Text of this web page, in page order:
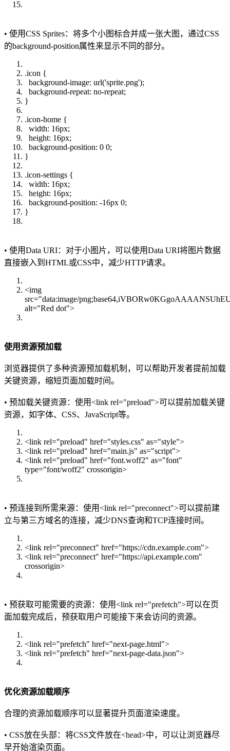
• 使用CSS Sprites：将多个小图标合并成一张大图，通过CSS
的background-position属性来显示不同的部分。
.icon {
background-image: url('sprite.png');
background-repeat: no-repeat;
}
.icon-home {
width: 16px;
height: 16px;
background-position: 0 0;
}
.icon-settings {
width: 16px;
height: 16px;
background-position: -16px 0;
}
• 使用Data URI：对于小图片，可以使用Data URI将图片数据
直接嵌入到HTML或CSS中，减少HTTP请求。
<img
src="data:image/
alt="Red dot">
使用资源预加载
浏览器提供了多种资源预加载机制，可以帮助开发者提前加载
关键资源，缩短页面加载时间。
• 预加载关键资源：使用<link rel="preload">可以提前加载关键
资源，如字体、CSS、JavaScript等。
<link rel="preload" href="styles.css" as="style">
<link rel="preload" href="main.js" as="script">
<link rel="preload" href="font.woff2" as="font"
type="font/woff2" crossorigin>
• 预连接到所需来源：使用<link rel="preconnect">可以提前建
立与第三方域名的连接，减少DNS查询和TCP连接时间。
<link rel="preconnect" href="https://cdn.example.com">
<link rel="preconnect" href="https://api.example.com"
crossorigin>
• 预获取可能需要的资源：使用<link rel="prefetch">可以在页
面加载完成后，预获取用户可能接下来会访问的资源。
<link rel="prefetch" href="next-page.html">
<link rel="prefetch" href="next-page-data.json">
优化资源加载顺序
合理的资源加载顺序可以显著提升页面渲染速度。
• CSS放在头部：将CSS文件放在<head>中，可以让浏览器尽
早开始渲染页面。